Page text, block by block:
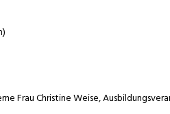
Frau Christine Weise,